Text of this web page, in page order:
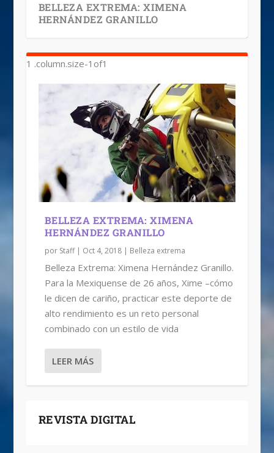
BELLEZA EXTREMA: XIMENA
HERNÁNDEZ GRANILLO
BELLEZA EXTREMA: XIMENA
HERNÁNDEZ GRANILLO
por Staff| Oct 4, 2018| Belleza extrema
Belleza Extrema: Ximena Hernández Granillo.
Para la Mexiquense de 26 años, Xime –cómo
le dicen de cariño, practicar este deporte de
alto rendimiento es un reto personal
combinado con un estilo de vida
LEER MÁS
REVISTA DIGITAL